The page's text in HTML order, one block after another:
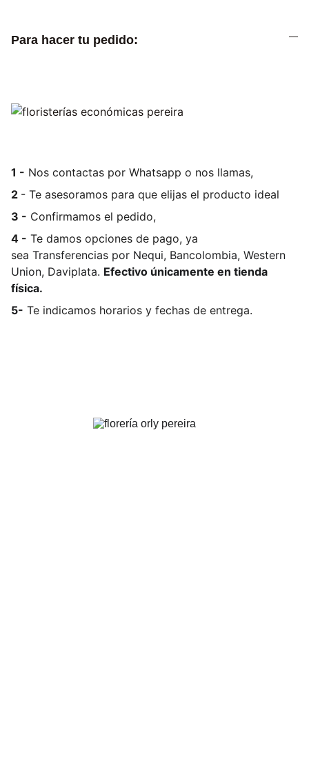
Para hacer tu pedido:
1 - Nos contactas por Whatsapp o nos llamas,
2 - Te asesoramos para que elijas el producto ideal
3 - Confirmamos el pedido,
4 - Te damos opciones de pago, ya
sea Transferencias por Nequi, Bancolombia, Western
Union, Daviplata. Efectivo únicamente en tienda
física.
5- Te indicamos horarios y fechas de entrega.